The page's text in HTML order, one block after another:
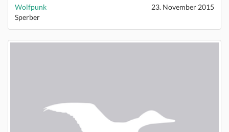
Wolfpunk
23. November 2015
Sperber